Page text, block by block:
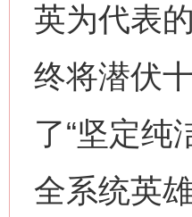
英为代表
终将潜伏
了“坚定纯
全系统英